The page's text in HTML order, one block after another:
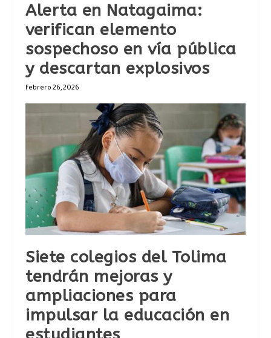
Alerta en Natagaima:
verifican elemento
sospechoso en vía pública
y descartan explosivos
febrero 26, 2026
Siete colegios del Tolima
tendrán mejoras y
ampliaciones para
impulsar la educación en